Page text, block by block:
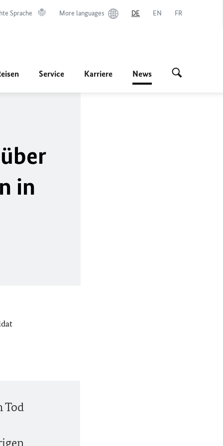
Sprache More languages DE EN FR
Service Karriere News
in
Tod